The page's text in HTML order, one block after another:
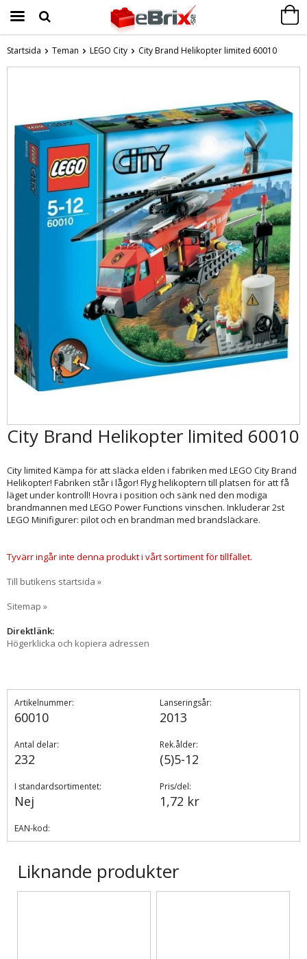
Startsida Teman LEGO City City Brand Helikopter limited 60010
City Brand Helikopter limited 60010
City limited Kämpa för att släcka elden i fabriken med LEGO City Brand
Helikopter! Fabriken står i lågor! Flyg helikoptern till platsen för att få
läget under kontroll! Hovra i position och sänk ned den modiga
brandmannen med LEGO Power Functions vinschen. Inkluderar 2st
LEGO Minifigurer: pilot och en brandman med brandsläckare.
Tyvärr ingår inte denna produkt i vårt sortiment för tillfället.
Till butikens startsida »
Sitemap »
Direktlänk:
Högerklicka och kopiera adressen
Artikelnummer:
60010
Lanseringsår:
2013
Antal delar:
232
Rek.ålder:
(5)5-12
I standardsortimentet:
Nej
Pris/del:
1,72 kr
EAN-kod:
Liknande produkter